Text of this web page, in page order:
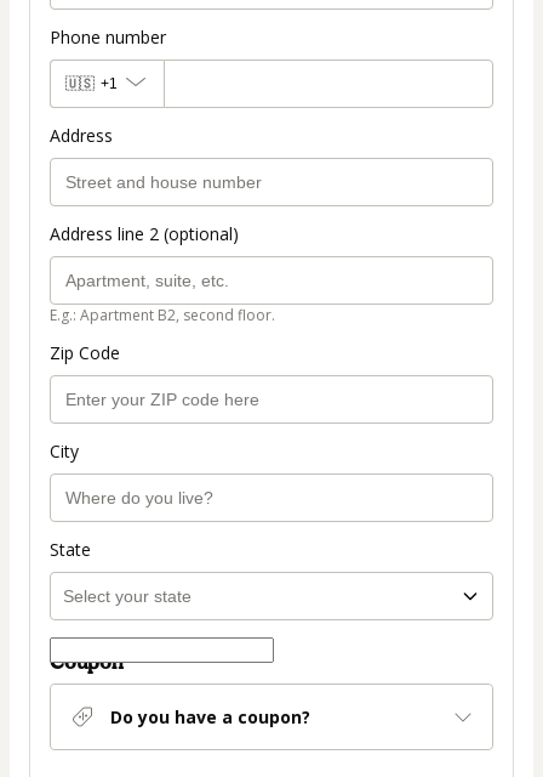
Phone number
🇺🇸 +1
Address
Address line 2 (optional)
E.g.: Apartment B2, second floor.
Zip Code
City
State
Coupon
Do you have a coupon?